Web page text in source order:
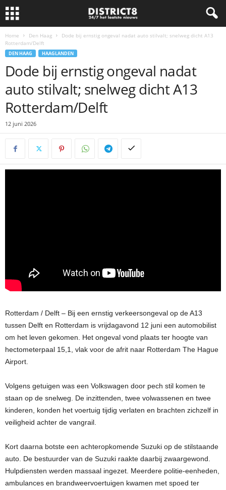
Home Den Haag
Dode bij ernstig ongeval nadat auto stilvalt; snelweg dicht A13
Rotterdam/Delft
DEN HAAG HAAGLANDEN
Dode bij ernstig ongeval nadat
auto stilvalt; snelweg dicht A13
Rotterdam/Delft
12 juni 2026
Rotterdam / Delft – Bij een ernstig verkeersongeval op de A13
tussen Delft en Rotterdam is vrijdagavond 12 juni een automobilist
om het leven gekomen. Het ongeval vond plaats ter hoogte van
hectometerpaal 15,1, vlak voor de afrit naar Rotterdam The Hague
Airport.
Volgens getuigen was een Volkswagen door pech stil komen te
staan op de snelweg. De inzittenden, twee volwassenen en twee
kinderen, konden het voertuig tijdig verlaten en brachten zichzelf in
veiligheid achter de vangrail.
Kort daarna botste een achteropkomende Suzuki op de stilstaande
auto. De bestuurder van de Suzuki raakte daarbij zwaargewond.
Hulpdiensten werden massaal ingezet. Meerdere politie-eenheden,
ambulances en brandweervoertuigen kwamen met spoed ter